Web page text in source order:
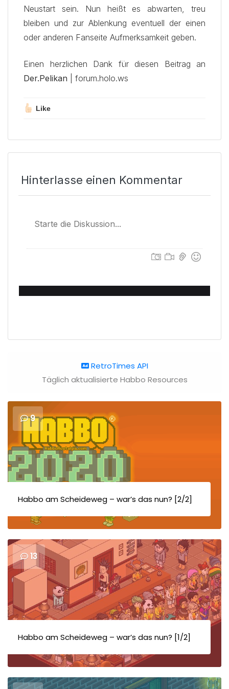
Neustart sein. Nun heißt es abwarten, treu
bleiben und zur Ablenkung eventuell der einen
oder anderen Fanseite Aufmerksamkeit geben.
Einen herzlichen Dank für diesen Beitrag an
Der.Pelikan | forum.holo.ws
Like
Hinterlasse einen Kommentar
RetroTimes API
Täglich aktualisierte Habbo Resources
9
Habbo am Scheideweg – war’s das nun? [2/2]
13
Habbo am Scheideweg – war’s das nun? [1/2]